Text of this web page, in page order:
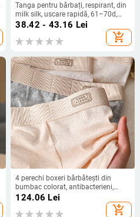
Tanga pentru bărbați, respirant, din
milk silk, uscare rapidă, 61–70d,
talie joasă
38.42 - 43.16 Lei
add_shopping_cart
4 perechi boxeri bărbătești din
bumbac colorat, antibacterieni,
respirabili, mărime mare
124.06 Lei
add_shopping_cart